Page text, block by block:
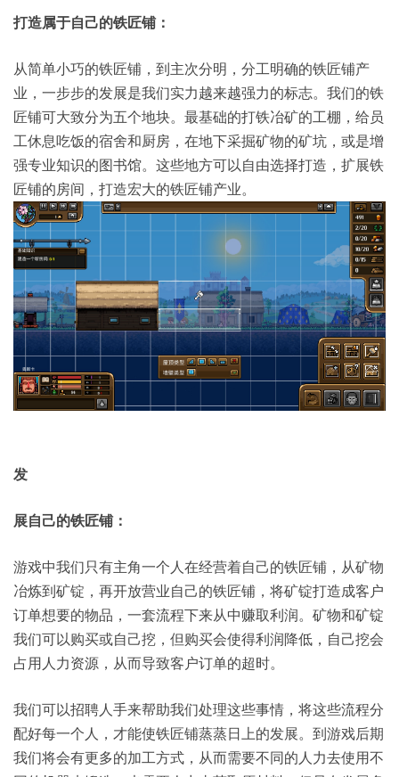
打造属于自己的铁匠铺：
从简单小巧的铁匠铺，到主次分明，分工明确的铁匠铺产
业，一步步的发展是我们实力越来越强力的标志。我们的铁
匠铺可大致分为五个地块。最基础的打铁冶矿的工棚，给员
工休息吃饭的宿舍和厨房，在地下采掘矿物的矿坑，或是增
强专业知识的图书馆。这些地方可以自由选择打造，扩展铁
匠铺的房间，打造宏大的铁匠铺产业。
发
展自己的铁匠铺：
游戏中我们只有主角一个人在经营着自己的铁匠铺，从矿物
冶炼到矿锭，再开放营业自己的铁匠铺，将矿锭打造成客户
订单想要的物品，一套流程下来从中赚取利润。矿物和矿锭
我们可以购买或自己挖，但购买会使得利润降低，自己挖会
占用人力资源，从而导致客户订单的超时。
我们可以招聘人手来帮助我们处理这些事情，将这些流程分
配好每一个人，才能使铁匠铺蒸蒸日上的发展。到游戏后期
我们将会有更多的加工方式，从而需要不同的人力去使用不